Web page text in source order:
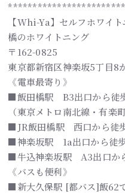
【Whi-Ya】セルフホワイ
橋のホワイトニング
〒162-0825
東京都新宿区神楽坂5丁目8
《電車最寄り》
■飯田橋駅 B3出口から徒
（東京メトロ南北線・有楽
■JR飯田橋駅 西口から徒歩
■神楽坂駅 1a出口から徒歩
■牛込神楽坂駅 A3出口か
《バスも便利》
■新大久保駅 [都バス]飯62